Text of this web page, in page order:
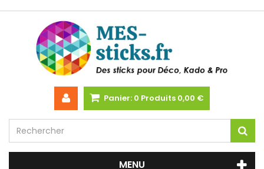
Panier: 0 Produits 0,00 €
MENU